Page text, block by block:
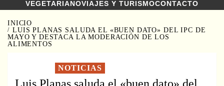
VEGETARIANOVIAJES Y TURISMOCONTACTO
INICIO
LUIS PLANAS SALUDA EL «BUEN DATO» DEL IPC DE
MAYO Y DESTACA LA MODERACIÓN DE LOS
ALIMENTOS
NOTICIAS